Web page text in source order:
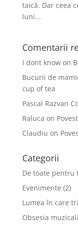
taică. Dar ceea
luni...
Comentarii
I dont knowon
Bucurii de
cup of tea
Pascal Razvan
Raluca on
Claudiu on
Categorii
De toate pentru
Evenimente (2)
Lumea în care
Obsesia